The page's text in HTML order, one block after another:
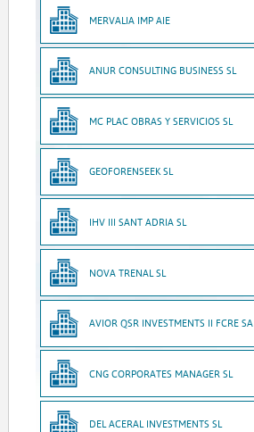
MERVALIA IMP AIE
ANUR CONSULTING BUSINESS SL
MC PLAC OBRAS Y SERVICIOS SL
GEOFORENSEEK SL
IHV III SANT ADRIA SL
NOVA TRENAL SL
AVIOR QSR INVESTMENTS II FCRE SA
CNG CORPORATES MANAGER SL
DEL ACERAL INVESTMENTS SL